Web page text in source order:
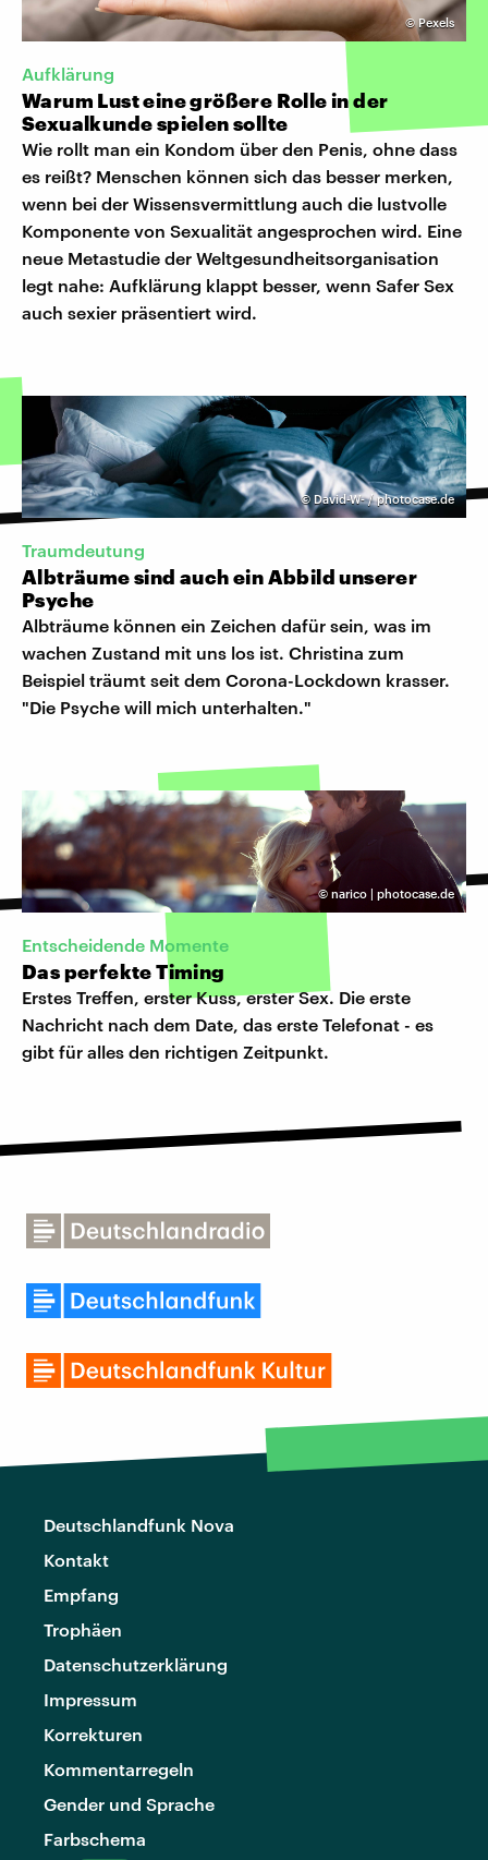
©Pexels
Aufklärung
Warum Lust eine größere Rolle in der
Sexualkunde spielen sollte
Wie rollt man ein Kondom über den Penis, ohne dass
es reißt? Menschen können sich das besser merken,
wenn bei der Wissensvermittlung auch die lustvolle
Komponente von Sexualität angesprochen wird. Eine
neue Metastudie der Weltgesundheitsorganisation
legt nahe: Aufklärung klappt besser, wenn Safer Sex
auch sexier präsentiert wird.
© David-W- / photocase.de
Traumdeutung
Albträume sind auch ein Abbild unserer
Psyche
Albträume können ein Zeichen dafür sein, was im
wachen Zustand mit uns los ist. Christina zum
Beispiel träumt seit dem Corona-Lockdown krasser.
"Die Psyche will mich unterhalten."
© narico | photocase.de
Entscheidende Momente
Das perfekte Timing
Erstes Treffen, erster Kuss, erster Sex. Die erste
Nachricht nach dem Date, das erste Telefonat - es
gibt für alles den richtigen Zeitpunkt.
Deutschlandfunk Nova
Kontakt
Empfang
Trophäen
Datenschutzerklärung
Impressum
Korrekturen
Kommentarregeln
Gender und Sprache
Farbschema